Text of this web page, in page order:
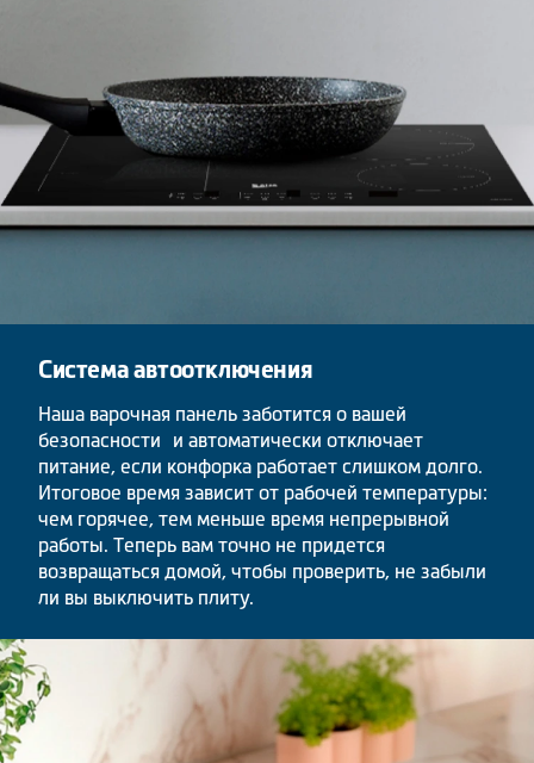
Система автоотключения
Наша варочная панель заботится о вашей
безопасности и автоматически отключает
питание, если конфорка работает слишком долго.
Итоговое время зависит от рабочей температуры:
чем горячее, тем меньше время непрерывной
работы. Теперь вам точно не придется
возвращаться домой, чтобы проверить, не забыли
ли вы выключить плиту.